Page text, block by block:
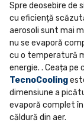
Spre deosebire de
cu eficiență
aerosoli sunt mai
nu se evaporă
cu o temperatură
energie. . Ceața
TecnoCooling
dimensiune a
evaporă complet
căldură din aer.